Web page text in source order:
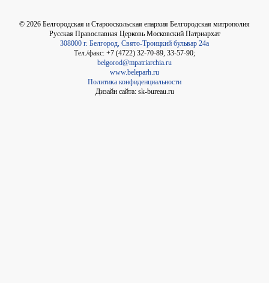
© 2026 Белгородская и Старооскольская епархия Белгородская митрополия
Русская Православная Церковь Московский Патриархат
308000 г. Белгород, Свято-Троицкий бульвар 24а
Тел./факс: +7 (4722) 32-70-89, 33-57-90;
belgorod@mpatriarchia.ru
www.beleparh.ru
Политика конфиденциальности
Дизайн сайта: sk-bureau.ru